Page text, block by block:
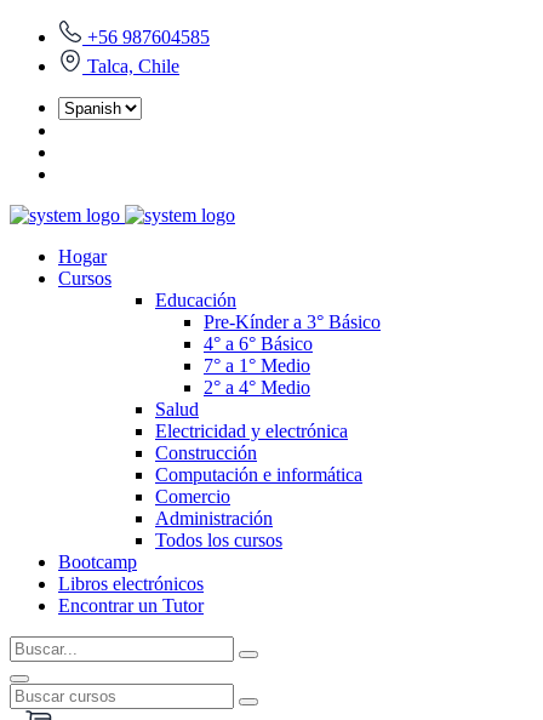
+56 987604585
Talca, Chile
Hogar
Cursos
Educación
Pre-Kínder a 3° Básico
4° a 6° Básico
7° a 1° Medio
2° a 4° Medio
Salud
Electricidad y electrónica
Construcción
Computación e informática
Comercio
Administración
Todos los cursos
Bootcamp
Libros electrónicos
Encontrar un Tutor